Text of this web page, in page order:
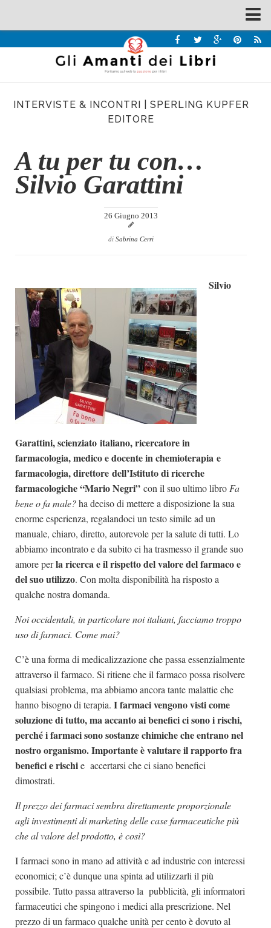
Recensioni
Interviste & Incontri
Bandi
Chi siamo
Contatti
Dicono di Noi
Rassegna Stampa
Archivio
Autori
Generi
Case editrici
Partnership
Premio Chiara
Tabù Festival 2014
A Tutto Volume
Salone di Torino
Marketing
INTERVISTE & INCONTRI
SPERLING KUPFER
EDITORE
A tu per tu con…
Silvio Garattini
26 Giugno 2013
di Sabrina Cerri
Silvio
Garattini, scienziato italiano, ricercatore in
farmacologia, medico e docente in chemioterapia e
farmacologia, direttore dell’Istituto di ricerche
farmacologiche “Mario Negri” con il suo ultimo libro Fa
bene o fa male?ha deciso di mettere a disposizione la sua
enorme esperienza, regalandoci un testo simile ad un
manuale, chiaro, diretto, autorevole per la salute di tutti. Lo
abbiamo incontrato e da subito ci ha trasmesso il grande suo
amore perla ricerca e il rispetto del valore del farmaco e
del suo utilizzo. Con molta disponibilità ha risposto a
qualche nostra domanda.
Noi occidentali, in particolare noi italiani, facciamo troppo
uso di farmaci. Come mai?
C’è una forma di medicalizzazione che passa essenzialmente
attraverso il farmaco. Si ritiene che il farmaco possa risolvere
qualsiasi problema, ma abbiamo ancora tante malattie che
hanno bisogno di terapia. I farmaci vengono visti come
soluzione di tutto, ma accanto ai benefici ci sono i rischi,
perché i farmaci sono sostanze chimiche che entrano nel
nostro organismo. Importante è valutare il rapporto fra
benefici e rischie accertarsi che ci siano benefici
dimostrati.
Il prezzo dei farmaci sembra direttamente proporzionale
agli investimenti di marketing delle case farmaceutiche più
che al valore del prodotto, è così?
I farmaci sono in mano ad attività e ad industrie con interessi
economici; c’è dunque una spinta ad utilizzarli il più
possibile. Tutto passa attraverso la pubblicità, gli informatori
farmaceutici che spingono i medici alla prescrizione. Nel
prezzo di un farmaco qualche unità per cento è dovuto al